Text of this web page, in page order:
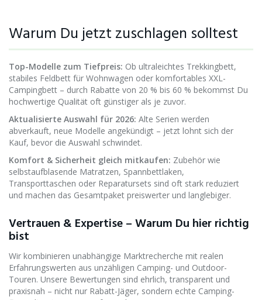
Warum Du jetzt zuschlagen solltest
Top-Modelle zum Tiefpreis: Ob ultraleichtes Trekkingbett,
stabiles Feldbett für Wohnwagen oder komfortables XXL-
Campingbett – durch Rabatte von 20 % bis 60 % bekommst Du
hochwertige Qualität oft günstiger als je zuvor.
Aktualisierte Auswahl für 2026: Alte Serien werden
abverkauft, neue Modelle angekündigt – jetzt lohnt sich der
Kauf, bevor die Auswahl schwindet.
Komfort & Sicherheit gleich mitkaufen: Zubehör wie
selbstaufblasende Matratzen, Spannbettlaken,
Transporttaschen oder Reparatursets sind oft stark reduziert
und machen das Gesamtpaket preiswerter und langlebiger.
Vertrauen & Expertise – Warum Du hier richtig
bist
Wir kombinieren unabhängige Marktrecherche mit realen
Erfahrungswerten aus unzähligen Camping- und Outdoor-
Touren. Unsere Bewertungen sind ehrlich, transparent und
praxisnah – nicht nur Rabatt-Jäger, sondern echte Camping-